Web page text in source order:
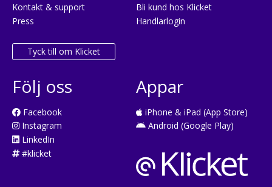
Kontakt & support
Press
Tyck till om Klicket
Bli kund hos Klicket
Handlarlogin
Följ oss
Facebook
Instagram
LinkedIn
#klicket
Appar
iPhone & iPad (App Store)
Android (Google Play)